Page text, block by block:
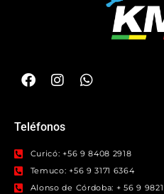
Teléfonos
Curicó: +56 9 8408 2918
Temuco: +56 9 3171 6364
Alonso de Córdoba: + 56 9 9821